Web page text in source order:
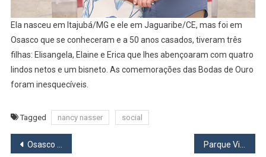
Ela nasceu em Itajubá/MG e ele em Jaguaribe/CE, mas foi em
Osasco que se conheceram e a 50 anos casados, tiveram três
filhas: Elisangela, Elaine e Erica que lhes abençoaram com quatro
lindos netos e um bisneto. As comemorações das Bodas de Ouro
foram inesquecíveis.
Tagged nancy nasser social
Navegação
Osasco Audax perde a invencibilidade para o Rio Branco Parque Viana ganhará maternal e campo de futebol com área de lazer